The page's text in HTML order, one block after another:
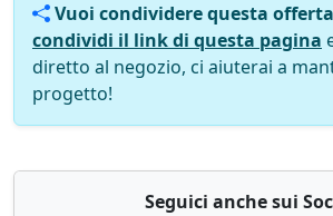
Vuoi condividere questa
condividi il link di questa pagina
diretto al negozio, ci aiuterai a
progetto!
Seguici anche sui